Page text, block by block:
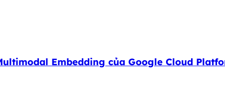
Embedding của Google Cloud